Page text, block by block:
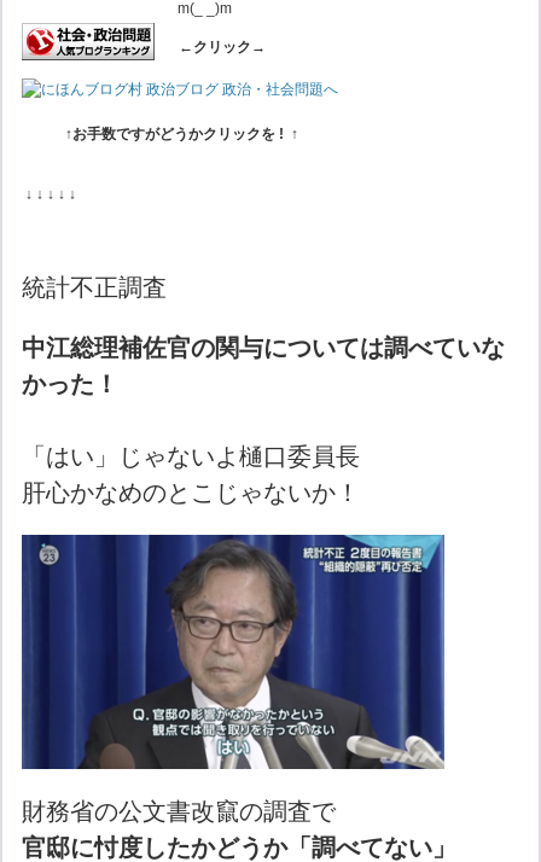
m(_ _)m
←クリック→
↑お手数ですがどうかクリックを ! ↑
↓ ↓ ↓ ↓ ↓
統計不正調査
中江総理補佐官の関与については調べていな
かった！
「はい」じゃないよ樋口委員長
肝心かなめのとこじゃないか！
財務省の公文書改竄の調査で
官邸に忖度したかどうか「調べてない」